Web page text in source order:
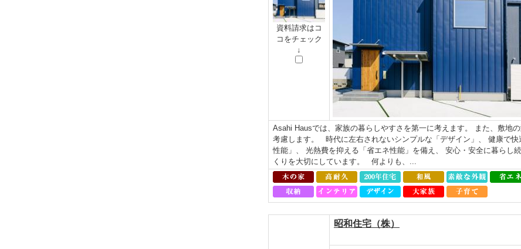
資料請求はコ
コをチェック
↓
Asahi Hausでは、家族の暮らしやすさを第一に考えます。 また、敷地
考慮します。 時代に左右されないシンプルな「デザイン」、 健康で
性能」、 光熱費を抑える「省エネ性能」を備え、 安心・安全に暮らし
くりを大切にしています。 何よりも、...
昭和住宅（株）